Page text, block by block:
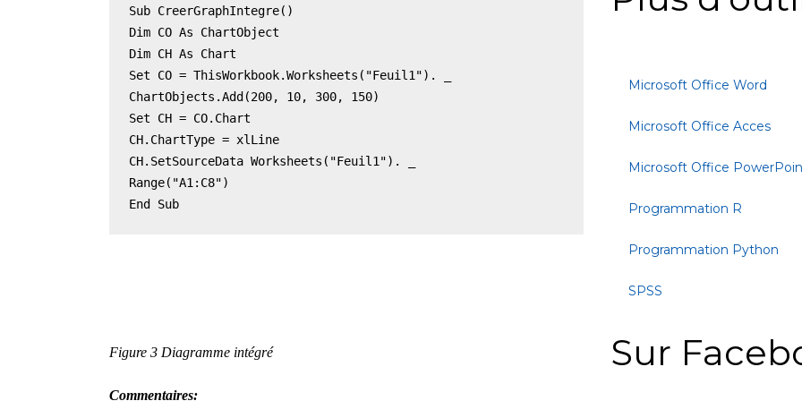
Sub CreerGraphIntegre()
Dim CO As ChartObject
Dim CH As Chart
Set CO = ThisWorkbook.Worksheets("Feuil1"). _
ChartObjects.Add(200, 10, 300, 150)
Set CH = CO.Chart
CH.ChartType = xlLine
CH.SetSourceData Worksheets("Feuil1"). _
Range("A1:C8")
End Sub
Figure 3 Diagramme intégré
Commentaires:
Microsoft Office Word
Microsoft Office Acces
Microsoft Office
Programmation R
Programmation Python
SPSS
Sur